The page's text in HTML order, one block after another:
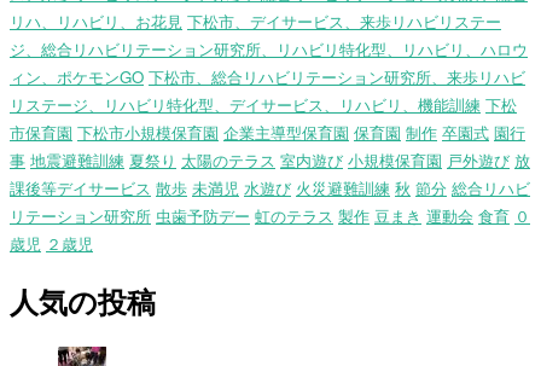
リハ、リハビリ、お花見 下松市、デイサービス、来歩リハビリステー
ジ、総合リハビリテーション研究所、リハビリ特化型、リハビリ、ハロウ
ィン、ポケモンGO 下松市、総合リハビリテーション研究所、来歩リハビ
リステージ、リハビリ特化型、デイサービス、リハビリ、機能訓練 下松
市保育園 下松市小規模保育園 企業主導型保育園 保育園 制作 卒園式 園行
事 地震避難訓練 夏祭り 太陽のテラス 室内遊び 小規模保育園 戸外遊び 放
課後等デイサービス 散歩 未満児 水遊び 火災避難訓練 秋 節分 総合リハビ
リテーション研究所 虫歯予防デー 虹のテラス 製作 豆まき 運動会 食育 ０
歳児 ２歳児
人気の投稿